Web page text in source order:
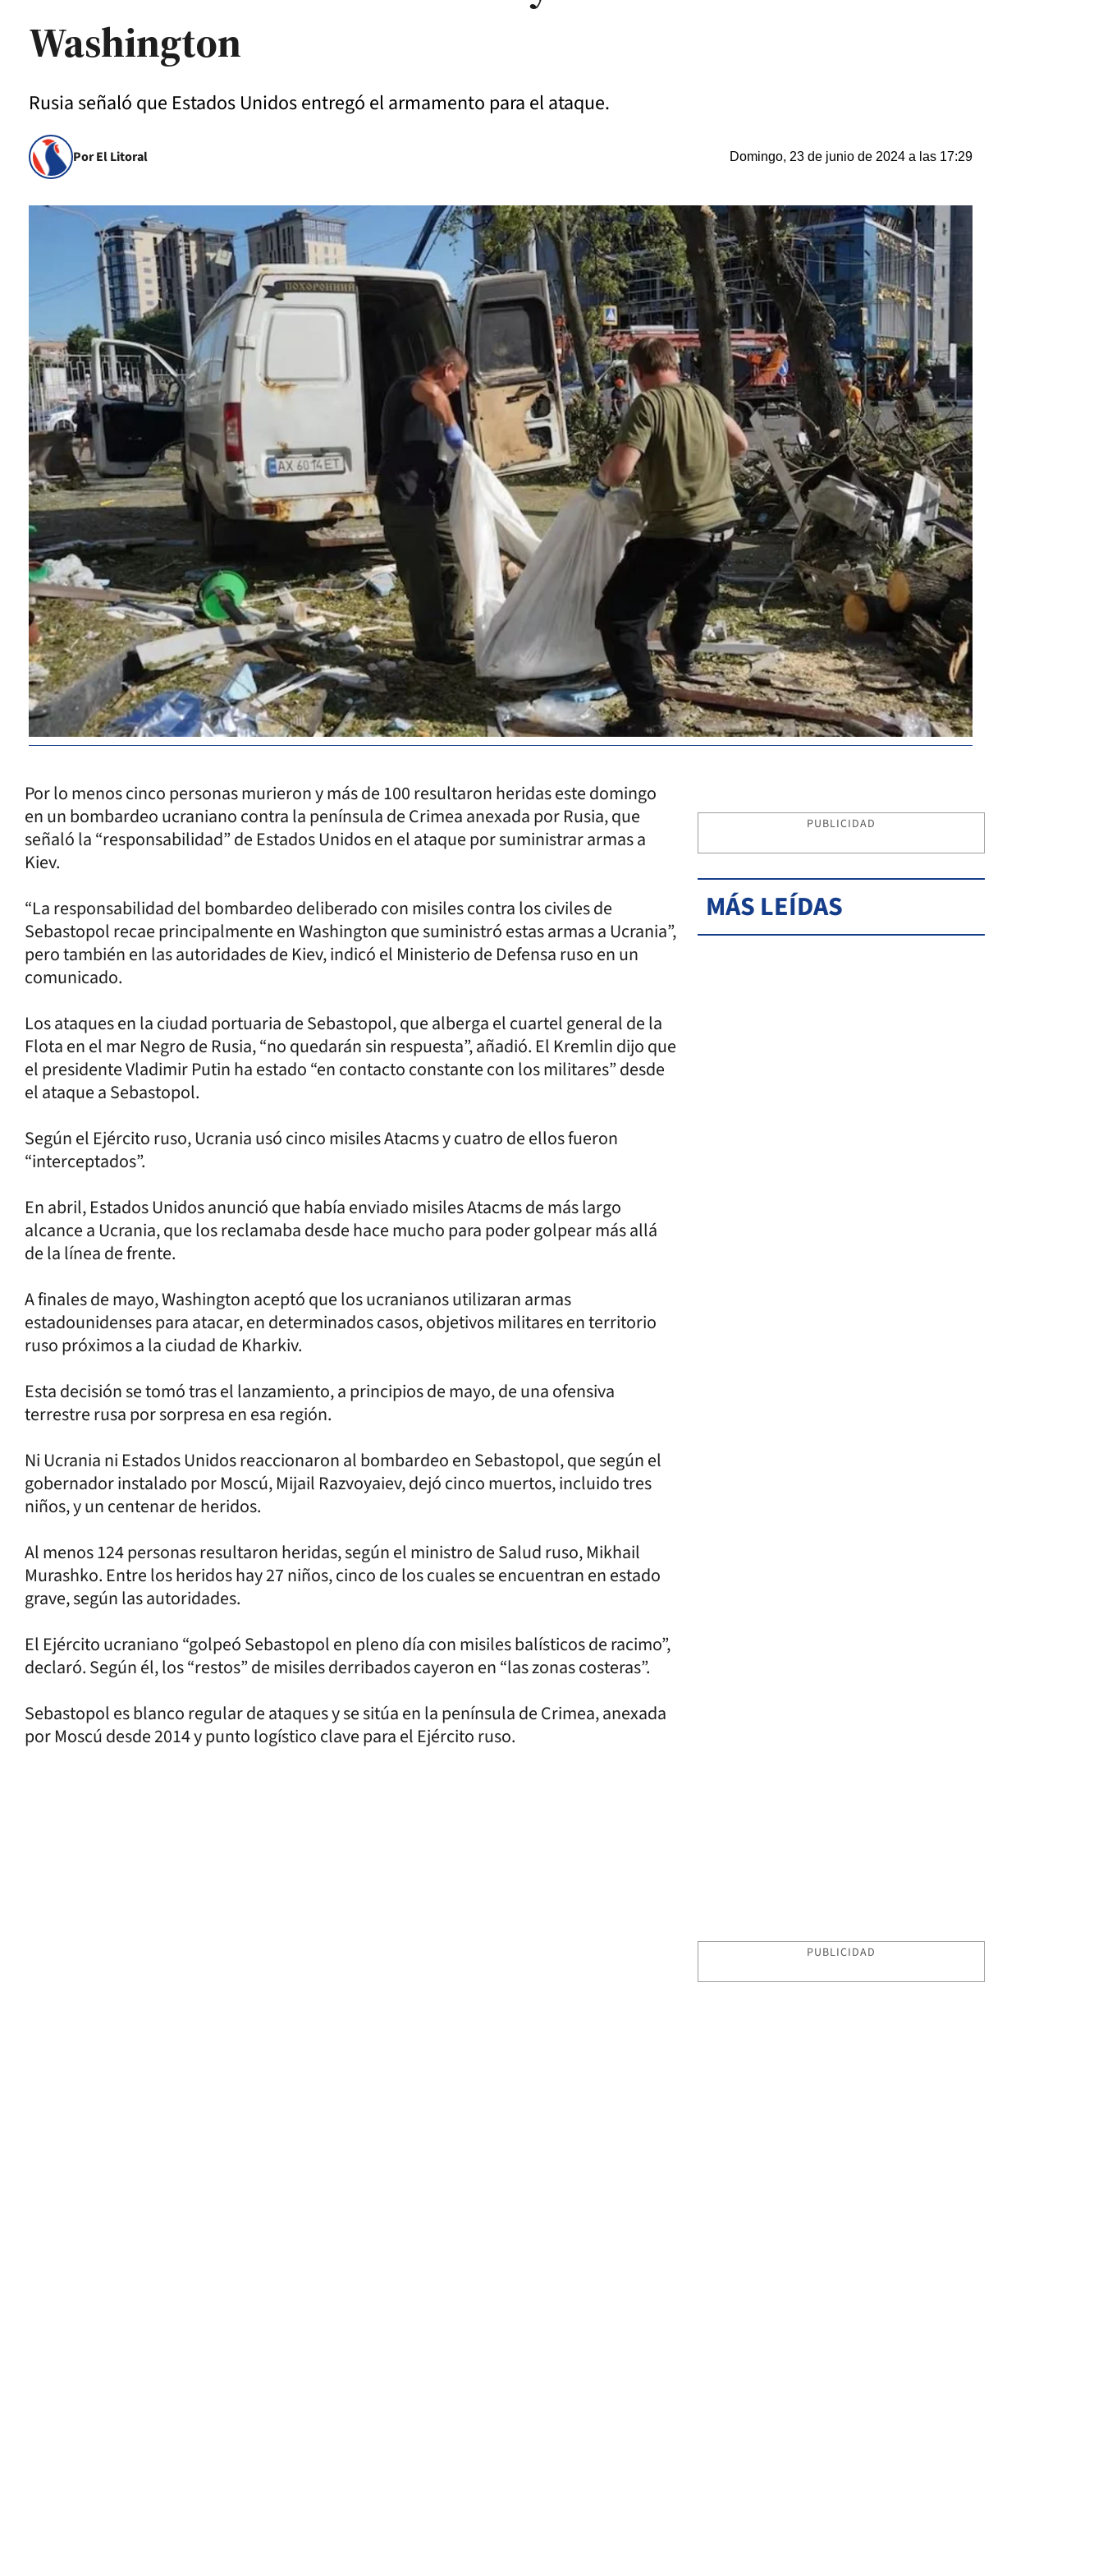
Washington
Rusia señaló que Estados Unidos entregó el armamento para el ataque.
Por El Litoral Domingo, 23 de junio de 2024 a las 17:29
Por lo menos cinco personas murieron y más de 100 resultaron heridas este domingo
en un bombardeo ucraniano contra la península de Crimea anexada por Rusia, que
señaló la “responsabilidad” de Estados Unidos en el ataque por suministrar armas a
Kiev.
“La responsabilidad del bombardeo deliberado con misiles contra los civiles de
Sebastopol recae principalmente en Washington que suministró estas armas a Ucrania”,
pero también en las autoridades de Kiev, indicó el Ministerio de Defensa ruso en un
comunicado.
Los ataques en la ciudad portuaria de Sebastopol, que alberga el cuartel general de la
Flota en el mar Negro de Rusia, “no quedarán sin respuesta”, añadió. El Kremlin dijo que
el presidente Vladimir Putin ha estado “en contacto constante con los militares” desde
el ataque a Sebastopol.
Según el Ejército ruso, Ucrania usó cinco misiles Atacms y cuatro de ellos fueron
“interceptados”.
En abril, Estados Unidos anunció que había enviado misiles Atacms de más largo
alcance a Ucrania, que los reclamaba desde hace mucho para poder golpear más allá
de la línea de frente.
A finales de mayo, Washington aceptó que los ucranianos utilizaran armas
estadounidenses para atacar, en determinados casos, objetivos militares en territorio
ruso próximos a la ciudad de Kharkiv.
Esta decisión se tomó tras el lanzamiento, a principios de mayo, de una ofensiva
terrestre rusa por sorpresa en esa región.
Ni Ucrania ni Estados Unidos reaccionaron al bombardeo en Sebastopol, que según el
gobernador instalado por Moscú, Mijail Razvoyaiev, dejó cinco muertos, incluido tres
niños, y un centenar de heridos.
Al menos 124 personas resultaron heridas, según el ministro de Salud ruso, Mikhail
Murashko. Entre los heridos hay 27 niños, cinco de los cuales se encuentran en estado
grave, según las autoridades.
El Ejército ucraniano “golpeó Sebastopol en pleno día con misiles balísticos de racimo”,
declaró. Según él, los “restos” de misiles derribados cayeron en “las zonas costeras”.
Sebastopol es blanco regular de ataques y se sitúa en la península de Crimea, anexada
por Moscú desde 2014 y punto logístico clave para el Ejército ruso.
PUBLICIDAD
MÁS LEÍDAS
PUBLICIDAD